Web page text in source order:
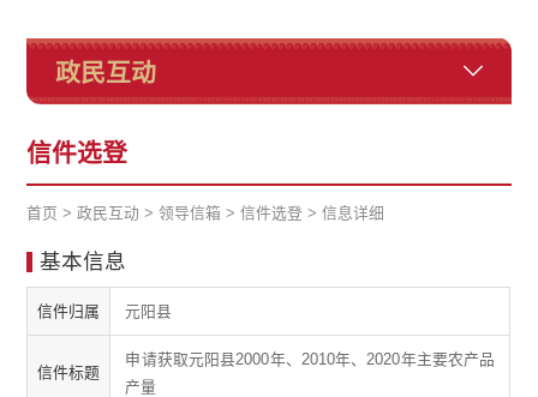
政民互动
信件选登
首页 >政民互动 >领导信箱 >信件选登 > 信息详细
基本信息
信件归属 元阳县
信件标题
申请获取元阳县2000年、2010年、2020年主要农产品
产量